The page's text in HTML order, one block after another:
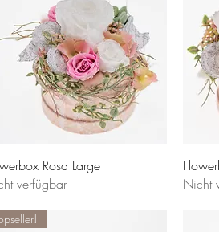
Rosa Large
verfügbar
Nicht